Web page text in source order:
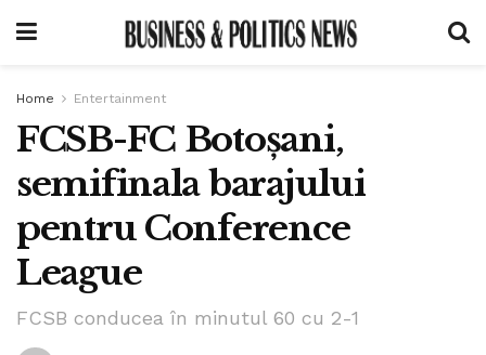
Home Entertainment
FCSB-FC Botoșani,
semifinala barajului
pentru Conference
League
FCSB conducea în minutul 60 cu 2-1